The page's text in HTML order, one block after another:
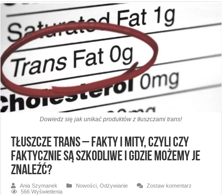
Dowiedz się jak unikać produktów z tłuszczami trans!
Tłuszcze trans – fakty i mity, czyli czy
faktycznie są szkodliwe i gdzie możemy je
znaleźć?
Ania Szymanek Nowości ,Odżywianie
Zostaw komentarz
566 Wyświetlenia